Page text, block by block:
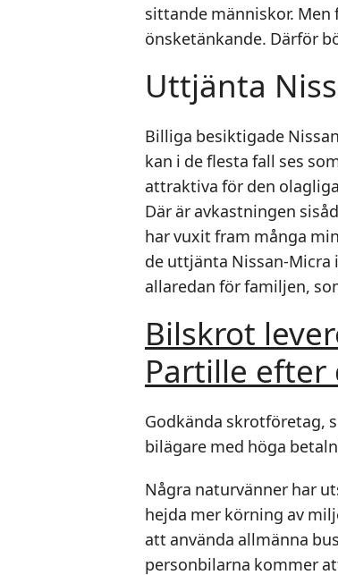
sittande människor. Men
önsketänkande. Därför
Uttjänta
Billiga besiktigade
kan i de flesta fall ses
attraktiva för den
Där är avkastningen
har vuxit fram många
de uttjänta Nissan-
allaredan för familjen,
Bilskrot
Partille
Godkända skrotföretag,
bilägare med höga
Några naturvänner har
hejda mer körning av
att använda allmänna
personbilarna kommer